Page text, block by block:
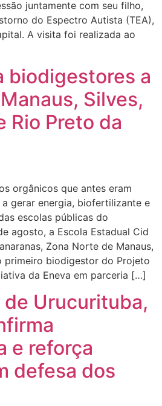
juntamente com seu filho,
do Espectro Autista (TEA),
A visita foi realizada ao
biodigestores a
Silves,
Rio Preto da
orgânicos que antes eram
gerar energia, biofertilizante e
escolas públicas do
agosto, a Escola Estadual Cid
Zona Norte de Manaus,
primeiro biodigestor do Projeto
da Eneva em parceria […]
Urucurituba,
e reforça
defesa dos